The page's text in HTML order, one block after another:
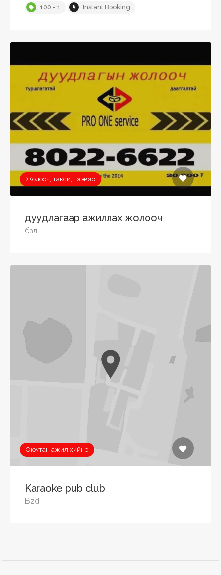
100 - 1 Instant Booking
Жолооч, такси, тээвэр
дуудлагаар ажиллах жолооч
бзл
Оюутан ажил хийнэ
Karaoke pub club
Bzd